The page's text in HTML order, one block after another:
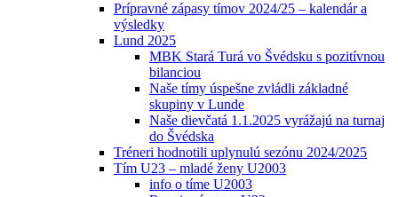
Prípravné zápasy tímov 2024/25 – kalendár a
výsledky
Lund 2025
MBK Stará Turá vo Švédsku s pozitívnou
bilanciou
Naše tímy úspešne zvládli základné
skupiny v Lunde
Naše dievčatá 1.1.2025 vyrážajú na turnaj
do Švédska
Tréneri hodnotili uplynulú sezónu 2024/2025
Tím U23 – mladé ženy U2003
info o tíme U2003